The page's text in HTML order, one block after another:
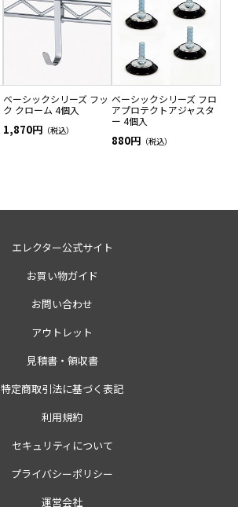
ベーシックシリーズ フッ
ク クローム 4個入
1,870円（税込）
ベーシックシリーズ フロ
アプロテクトアジャスタ
ー 4個入
880円 （税込）
エレクター公式サイト
お買い物ガイド
お問い合わせ
アウトレット
見積書・領収書
特定商取引法に基づく表記
利用規約
セキュリティについて
プライバシーポリシー
運営会社